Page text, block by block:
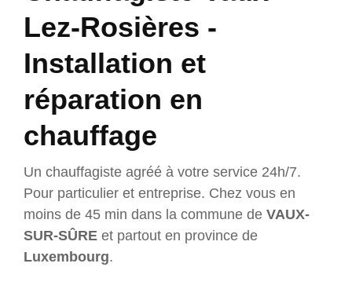
Lez-Rosières -
Installation et
réparation en
chauffage
Un chauffagiste agréé à votre service 24h/7.
Pour particulier et entreprise. Chez vous en
moins de 45 min dans la commune de VAUX-
SUR-SÛRE et partout en province de
Luxembourg.